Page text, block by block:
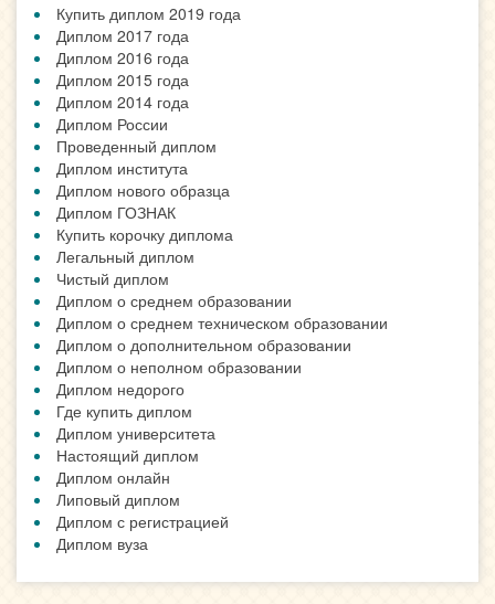
Купить диплом 2019 года
Диплом 2017 года
Диплом 2016 года
Диплом 2015 года
Диплом 2014 года
Диплом России
Проведенный диплом
Диплом института
Диплом нового образца
Диплом ГОЗНАК
Купить корочку диплома
Легальный диплом
Чистый диплом
Диплом о среднем образовании
Диплом о среднем техническом образовании
Диплом о дополнительном образовании
Диплом о неполном образовании
Диплом недорого
Где купить диплом
Диплом университета
Настоящий диплом
Диплом онлайн
Липовый диплом
Диплом с регистрацией
Диплом вуза